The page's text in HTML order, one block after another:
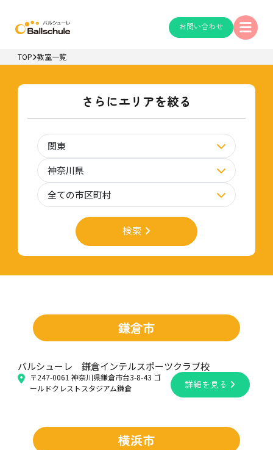
お問い合わせ
TOP 教室一覧
さらにエリアを絞る
検索
鎌倉市
バルシューレ 鎌倉インテルスポーツクラブ校
〒247-0061 神奈川県鎌倉市台3-8-43 ゴ
ールドクレストスタジアム鎌倉
詳細を見る
横浜市